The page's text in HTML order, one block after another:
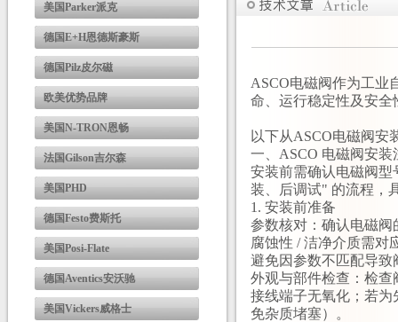
美国Parker派克
德国E+H恩德斯豪斯
德国Pilz皮尔磁
欧美优势品牌
美国N-TRON恩畅
法国Gilson吉尔森
美国PHD
德国Festo费斯托
美国Posi-Flate
德国Aventics安沃驰
美国Vickers威格士
ASCO电磁阀作为工业
命、运行稳定性及安全
以下从ASCO电磁阀安
一、ASCO 电磁阀安装
安装前需确认电磁阀
装、后调试" 的流程，
1. 安装前准备
参数核对：确认电磁阀
腐蚀性 / 洁净介质需对
避免因参数不匹配导
外观与部件检查：检
接线端子无氧化；若
免杂质堵塞）。